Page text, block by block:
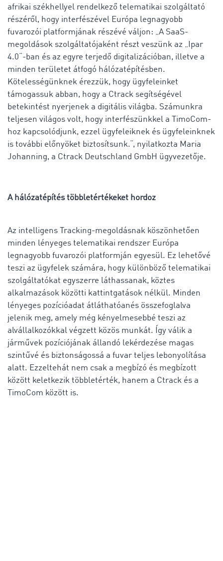
afrikai székhellyel rendelkező telematikai szolgáltató
részéről, hogy interfészével Európa legnagyobb
fuvarozói platformjának részévé váljon: „A SaaS-
megoldások szolgáltatójaként részt veszünk az „Ipar
4.0“-ban és az egyre terjedő digitalizációban, illetve a
minden területet átfogó hálózatépítésben.
Kötelességünknek érezzük, hogy ügyfeleinket
támogassuk abban, hogy a Ctrack segítségével
betekintést nyerjenek a digitális világba. Számunkra
teljesen világos volt, hogy interfészünkkel a TimoCom-
hoz kapcsolódjunk, ezzel ügyfeleiknek és ügyfeleinknek
is további előnyöket biztosítsunk.“, nyilatkozta Maria
Johanning, a Ctrack Deutschland GmbH ügyvezetője.
A hálózatépítés többletértékeket hordoz
Az intelligens Tracking-megoldásnak köszönhetően
minden lényeges telematikai rendszer Európa
legnagyobb fuvarozói platformján egyesül. Ez lehetővé
teszi az ügyfelek számára, hogy különböző telematikai
szolgáltatókat egyszerre láthassanak, köztes
alkalmazások közötti kattintgatások nélkül. Minden
lényeges pozícióadat átláthatóanés összefoglalva
jelenik meg, amely még kényelmesebbé teszi az
alvállalkozókkal végzett közös munkát. Így válik a
járművek pozíciójának állandó lekérdezése magas
szintűvé és biztonságossá a fuvar teljes lebonyolítása
alatt. Ezzeltehát nem csak a megbízó és megbízott
között keletkezik többletérték, hanem a Ctrack és a
TimoCom között is.